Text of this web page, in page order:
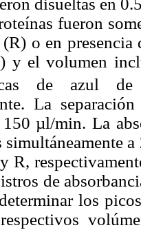
disueltas en
fueron
(R) o en
) y el volumen
de azul
La
150 µl/min. La
simultáneamente
R,
de
los